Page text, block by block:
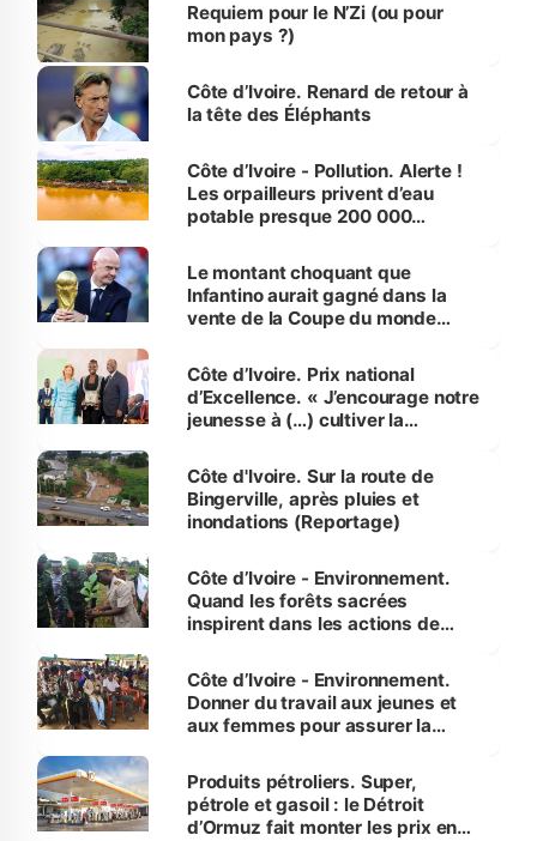
Requiem pour le N’Zi (ou pour
mon pays ?)
Côte d’Ivoire. Renard de retour à
la tête des Éléphants
Côte d’Ivoire - Pollution. Alerte !
Les orpailleurs privent d’eau
potable presque 200 000
Le montant choquant que
Infantino aurait gagné dans la
vente de la Coupe du monde
Côte d’Ivoire. Prix national
d’Excellence. « J’encourage notre
jeunesse à (…) cultiver la
(Alassane Ouattara
Côte d'Ivoire. Sur la route de
Bingerville, après pluies et
inondations (Reportage)
Côte d’Ivoire - Environnement.
Quand les forêts sacrées
inspirent dans les actions de
Côte d’Ivoire - Environnement.
Donner du travail aux jeunes et
aux femmes pour assurer la
menacées
Produits pétroliers. Super,
pétrole et gasoil : le Détroit
d’Ormuz fait monter les prix en